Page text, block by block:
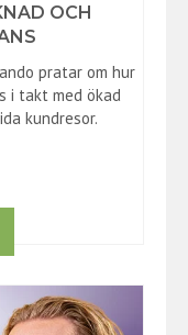
OCH
pratar om hur
i takt med ökad
kundresor.